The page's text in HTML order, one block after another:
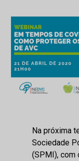
Na próxima
Sociedade
(SPMI), com